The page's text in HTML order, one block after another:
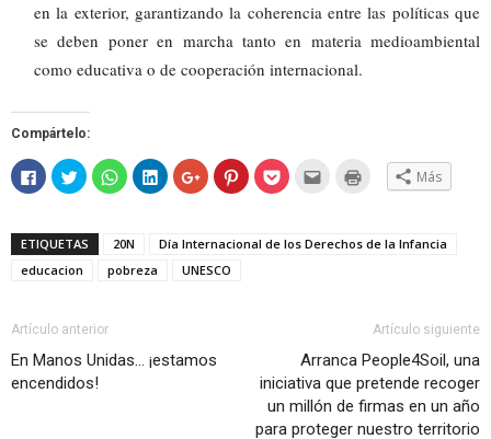
en la exterior, garantizando la coherencia entre las políticas que
se deben poner en marcha tanto en materia medioambiental
como educativa o de cooperación internacional.
Compártelo:
Haz
clic
para
Facebook
(Se
abre
en
Haz
clic
para
Twitter
(Se
abre
en
Haz
clic
para
WhatsApp
(Se
abre
en
Haz
clic
para
LinkedIn
(Se
abre
Haz
clic
para
Google+
(Se
abre
en
Haz
clic
para
Pinterest
(Se
Haz
clic
Pocket
(Se
Hac
correo
electrónico
ventana
nueva)
abre
en
Más
ETIQUETAS 20N
Día Internacional de los Derechos de la Infancia
educacion
pobreza UNESCO
Artículo anterior
En Manos Unidas… ¡estamos
encendidos!
Artículo siguiente
Arranca People4Soil, una
iniciativa que pretende recoger
un millón de firmas en un año
para proteger nuestro territorio